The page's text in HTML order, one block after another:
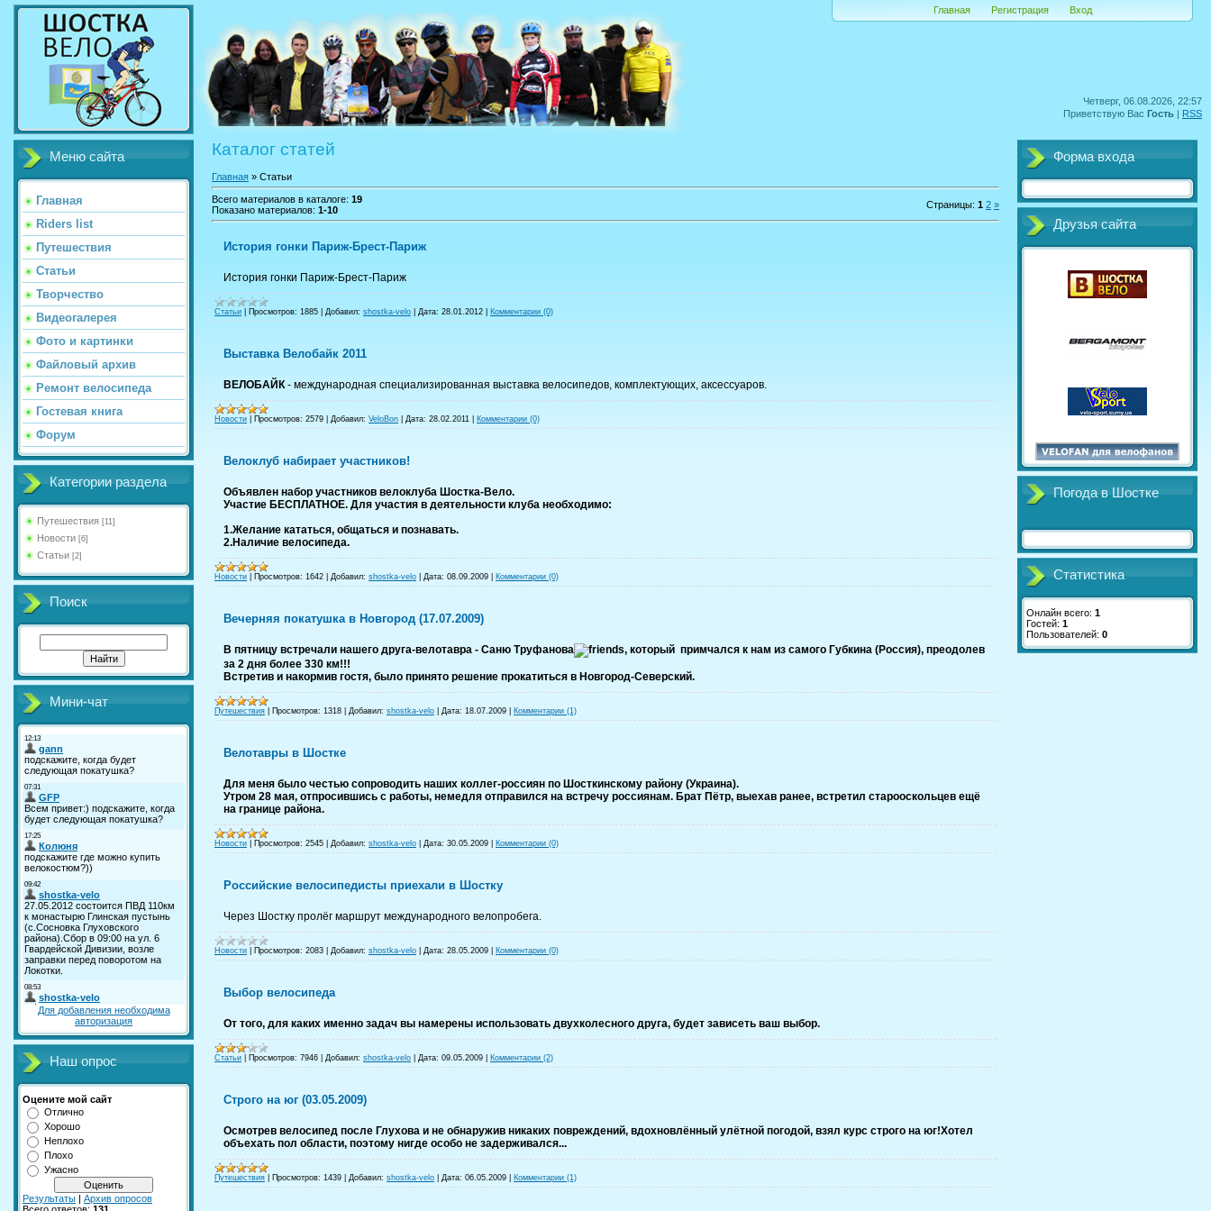
Четверг, 06.08.2026, 22:57
Приветствую Вас Гость | RSS
Главная Регистрация Вход
Меню сайта
Главная
Riders list
Путешествия
Статьи
Творчество
Видеогалерея
Фото и картинки
Файловый архив
Ремонт велосипеда
Гостевая книга
Форум
Категории раздела
Путешествия [11]
Новости [6]
Статьи [2]
Поиск
Мини-чат
Для добавления необходима
авторизация
Наш опрос
Оцените мой сайт
Отлично
Хорошо
Неплохо
Плохо
Ужасно
Результаты | Архив опросов
Каталог статей
Главная » Статьи
Всего материалов в каталоге: 19
Показано материалов: 1-10 Страницы: 1 2 »
История гонки Париж-Брест-Париж
История гонки Париж-Брест-Париж
Статьи Просмотров: 1885 Добавил: shostka-velo Дата: 28.01.2012 Комментарии (0)
Выставка Велобайк 2011
ВЕЛОБАЙК- международная специализированная выставка велосипедов, комплектующих, аксессуаров.
Новости Просмотров: 2579 Добавил: VeloBon Дата: 28.02.2011 Комментарии (0)
Велоклуб набирает участников!
Объявлен набор участников велоклуба Шостка-Вело.
Участие БЕСПЛАТНОЕ. Для участия в деятельности клуба необходимо:
1.Желание кататься, общаться и познавать.
2.Наличие велосипеда.
Новости Просмотров: 1642 Добавил: shostka-velo Дата: 08.09.2009 Комментарии (0)
Вечерняя покатушка в Новгород (17.07.2009)
В пятницу встречали нашего друга-велотавра - Саню Труфанова
, который примчался к нам из самого Губкина (Россия), преодолев
за 2 дня более 330 км!!!
Встретив и накормив гостя, было принято решение прокатиться в Новгород-Северский.
Путешествия Просмотров: 1318 Добавил: shostka-velo Дата: 18.07.2009 Комментарии (1)
Велотавры в Шостке
Для меня было честью сопроводить наших коллег-россиян по Шосткинскому району (Украина).
Утром 28 мая, отпросившись с работы, немедля отправился на встречу россиянам. Брат Пётр, выехав ранее, встретил старооскольцев ещё
на границе района.
Новости Просмотров: 2545 Добавил: shostka-velo Дата: 30.05.2009 Комментарии (0)
Российские велосипедисты приехали в Шостку
Через Шостку пролёг маршрут международного велопробега.
Новости Просмотров: 2083 Добавил: shostka-velo Дата: 28.05.2009 Комментарии (0)
Выбор велосипеда
От того, для каких именно задач вы намерены использовать двухколесного друга, будет зависеть ваш выбор.
Статьи Просмотров: 7946 Добавил: shostka-velo Дата: 09.05.2009 Комментарии (2)
Строго на юг (03.05.2009)
Осмотрев велосипед после Глухова и не обнаружив никаких повреждений, вдохновлённый улётной погодой, взял курс строго на юг!Хотел
объехать пол области, поэтому нигде особо не задерживался...
Путешествия Просмотров: 1439 Добавил: shostka-velo Дата: 06.05.2009 Комментарии (1)
Форма входа
Друзья сайта
Погода в Шостке
Статистика
Онлайн всего: 1
Гостей: 1
Пользователей: 0